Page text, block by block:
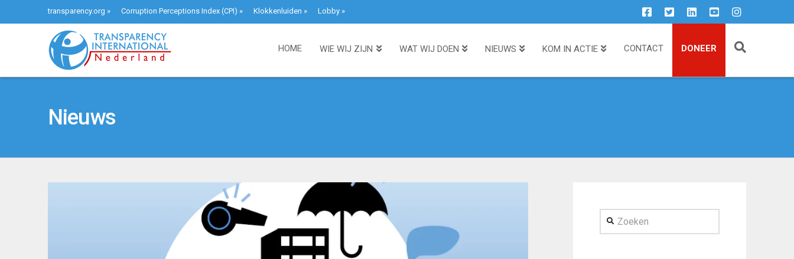
transparency.org » Corruption Perceptions Index (CPI) » Klokkenluiden » Lobby»
HOME WIE WIJ ZIJN WAT WIJ DOEN NIEUWS KOM IN ACTIE CONTACT DONEER
Nieuws
Zoeken